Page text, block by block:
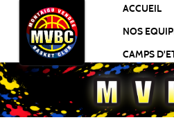
ACCUEIL
NOS
CAMPS
Panneau de gestion des cookies